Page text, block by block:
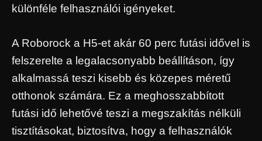
különféle felhasználói igényeket.
A Roborock a H5-et akár 60 perc futási idővel is
felszerelte a legalacsonyabb beállításon, így
alkalmassá teszi kisebb és közepes méretű
otthonok számára. Ez a meghosszabbított
futási idő lehetővé teszi a megszakítás nélküli
tisztításokat, biztosítva, hogy a felhasználók